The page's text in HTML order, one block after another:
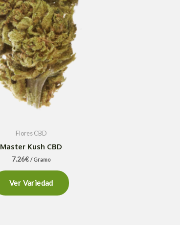
Flores CBD
Master Kush CBD
7.26€ / Gramo
Ver Variedad